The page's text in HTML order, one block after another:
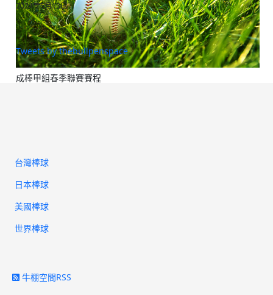
成棒甲組春季聯賽賽程
2024年5月13日
Tweets by thebullpenspace
台灣棒球
日本棒球
美國棒球
世界棒球
牛棚空間RSS